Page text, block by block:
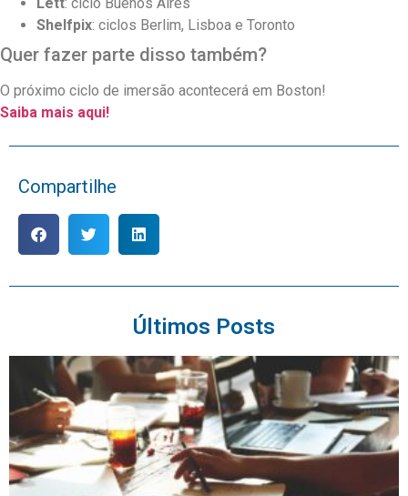
Shelfpix: ciclos Berlim, Lisboa e Toronto
Quer fazer parte disso também?
O próximo ciclo de imersão acontecerá em Boston!
Saiba mais aqui!
Compartilhe
Últimos Posts